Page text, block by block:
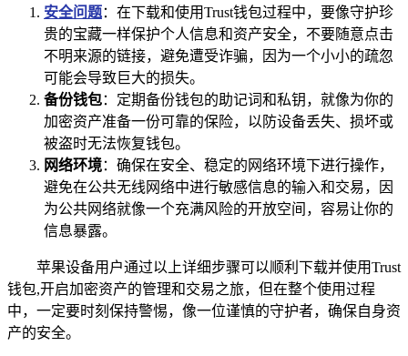
安全问题：在下载和使用Trust钱包过程中，要像守护珍
贵的宝藏一样保护个人信息和资产安全，不要随意点击
不明来源的链接，避免遭受诈骗，因为一个小小的疏忽
可能会导致巨大的损失。
备份钱包：定期备份钱包的助记词和私钥，就像为你的
加密资产准备一份可靠的保险，以防设备丢失、损坏或
被盗时无法恢复钱包。
网络环境：确保在安全、稳定的网络环境下进行操作，
避免在公共无线网络中进行敏感信息的输入和交易，因
为公共网络就像一个充满风险的开放空间，容易让你的
信息暴露。
苹果设备用户通过以上详细步骤可以顺利下载并使用Trust
钱包,开启加密资产的管理和交易之旅，但在整个使用过程
中，一定要时刻保持警惕，像一位谨慎的守护者，确保自身资
产的安全。